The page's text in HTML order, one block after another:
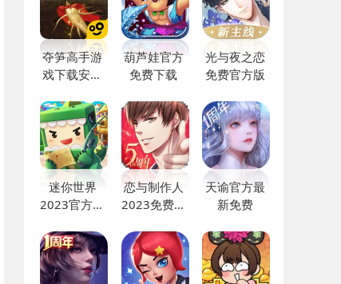
夺笋高手游
戏下载安装
葫芦娃官方
免费下载
光与夜之恋
免费官方版
迷你世界
2023官方最
恋与制作人
2023免费下
天谕官方最
新免费